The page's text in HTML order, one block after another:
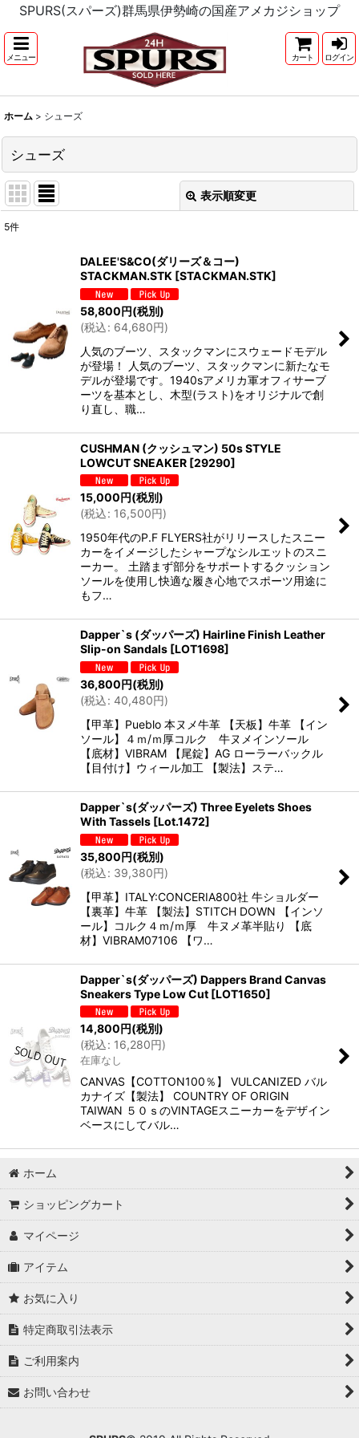
SPURS(スパーズ)群馬県伊勢崎の国産アメカジショップ
メニュー カート ログイン
ホーム > シューズ
シューズ
表示順変更
絞り込む
5件
DALEE'S&CO(ダリーズ＆コー)
STACKMAN.STK [STACKMAN.STK]
58,800円(税別)
(税込: 64,680円)
人気のブーツ、スタックマンにスウェードモデル
が登場！ 人気のブーツ、スタックマンに新たなモ
デルが登場です。1940sアメリカ軍オフィサーブ
ーツを基本とし、木型(ラスト)をオリジナルで創
り直し、職…
CUSHMAN (クッシュマン) 50s STYLE
LOWCUT SNEAKER [29290]
15,000円(税別)
(税込: 16,500円)
1950年代のP.F FLYERS社がリリースしたスニー
カーをイメージしたシャープなシルエットのスニ
ーカー。 土踏まず部分をサポートするクッション
ソールを使用し快適な履き心地でスポーツ用途に
もフ…
Dapper`s (ダッパーズ) Hairline Finish Leather
Slip-on Sandals [LOT1698]
36,800円(税別)
(税込: 40,480円)
【甲革】Pueblo 本ヌメ牛革 【天板】牛革 【イン
ソール】４ｍ/ｍ厚コルク 牛ヌメインソール
【底材】VIBRAM 【尾錠】AG ローラーバックル
【目付け】ウィール加工 【製法】ステ…
Dapper`s(ダッパーズ) Three Eyelets Shoes
With Tassels [Lot.1472]
35,800円(税別)
(税込: 39,380円)
【甲革】ITALY:CONCERIA800社 牛ショルダー
【裏革】牛革 【製法】STITCH DOWN 【インソ
ール】コルク４ｍ/ｍ厚 牛ヌメ革半貼り 【底
材】VIBRAM07106 【ワ…
Dapper`s(ダッパーズ) Dappers Brand Canvas
Sneakers Type Low Cut [LOT1650]
14,800円(税別)
(税込: 16,280円)
在庫なし
CANVAS【COTTON100％】 VULCANIZED バル
カナイズ【製法】 COUNTRY OF ORIGIN
TAIWAN ５０ｓのVINTAGEスニーカーをデザイン
ベースにしてバル…
ホーム
ショッピングカート
マイページ
アイテム
お気に入り
特定商取引法表示
ご利用案内
お問い合わせ